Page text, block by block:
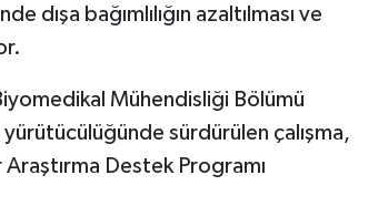
dışa bağımlılığın azaltılması ve
Mühendisliği Bölümü
sürdürülen çalışma,
Destek Programı